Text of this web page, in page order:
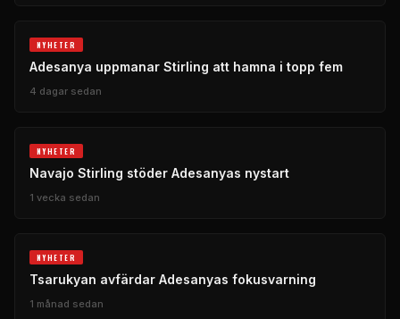
NYHETER
Adesanya uppmanar Stirling att hamna i topp fem
4 dagar sedan
NYHETER
Navajo Stirling stöder Adesanyas nystart
1 vecka sedan
NYHETER
Tsarukyan avfärdar Adesanyas fokusvarning
1 månad sedan